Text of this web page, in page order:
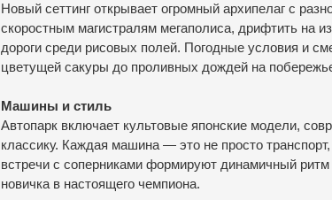
Новый сеттинг открывает огромный архипелаг с
скоростным магистралям мегаполиса, дрифтить на
дороги среди рисовых полей. Погодные условия и
цветущей сакуры до проливных дождей на
Машины и стиль
Автопарк включает культовые японские модели,
классику. Каждая машина — это не просто
встречи с соперниками формируют динамичный
новичка в настоящего чемпиона.